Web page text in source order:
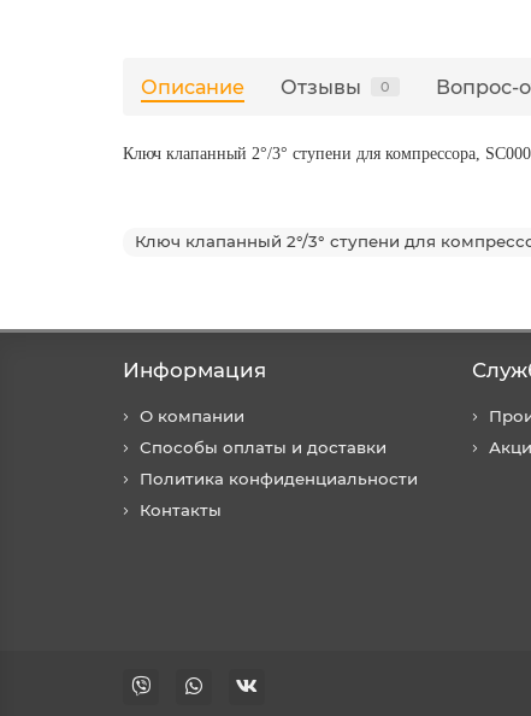
Описание Отзывы 0 Вопрос-
Ключ клапанный 2°/3° ступени для компрессора,
Ключ клапанный 2°/3° ступени для
Информация
О компании
Способы оплаты и доставки
Политика конфиденциальности
Контакты